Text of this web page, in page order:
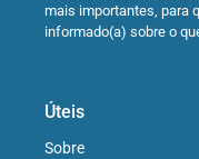
mais importantes, para
informado(a) sobre o
Úteis
Sobre